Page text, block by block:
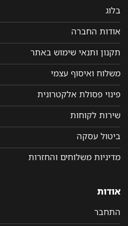
בלוג
אודות החברה
תקנון ותנאי שימוש באתר
משלוח ואיסוף עצמי
פינוי פסולת אלקטרונית
שירות לקוחות
ביטול עסקה
מדיניות משלוחים והחזרות
אודות
התחבר